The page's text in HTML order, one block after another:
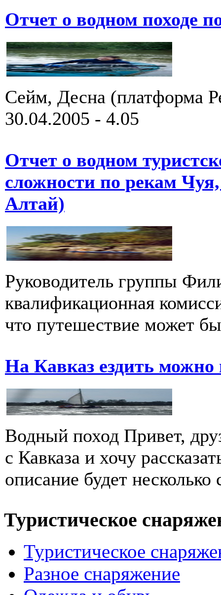
Отчет о водном походе
Сейм, Десна (платформа
30.04.2005 - 4.05
Отчет о водном
сложности по рекам
Алтай)
Руководитель группы
квалификационная
что путешествие может
На Кавказ ездить
Водный поход Привет,
с Кавказа и хочу
описание будет
Туристическое
Туристическое
Разное снаряжение